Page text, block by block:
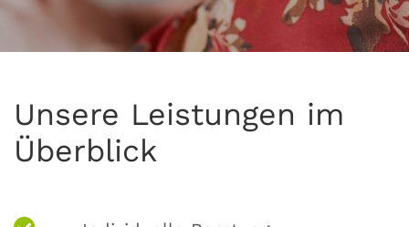
Unsere Leistungen im
Überblick